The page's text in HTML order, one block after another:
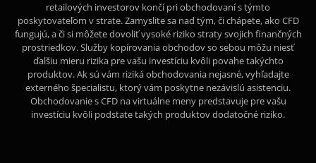
retailových investorov končí pri obchodovaní s týmto
poskytovateľom v strate. Zamyslite sa nad tým, či chápete, ako CFD
fungujú, a či si môžete dovoliť vysoké riziko straty svojich finančných
prostriedkov. Služby kopírovania obchodov so sebou môžu niesť
ďalšiu mieru rizika pre vašu investíciu kvôli povahe takýchto
produktov. Ak sú vám riziká obchodovania nejasné, vyhľadajte
externého špecialistu, ktorý vám poskytne nezávislú asistenciu.
Obchodovanie s CFD na virtuálne meny predstavuje pre vašu
investíciu kvôli podstate takých produktov dodatočné riziko.